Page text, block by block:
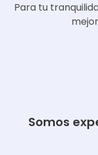
Para tu
Somos